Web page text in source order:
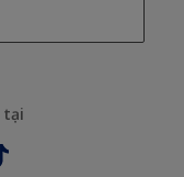
tại